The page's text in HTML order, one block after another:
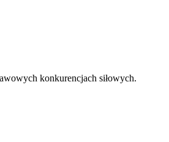
konkurencjach siłowych.